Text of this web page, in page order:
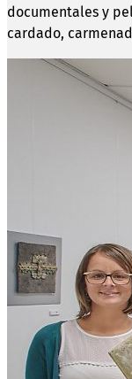
documentales y
cardado,